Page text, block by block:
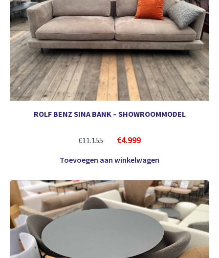
ROLF BENZ SINA BANK – SHOWROOMMODEL
€11.155 €4.999
Toevoegen aan winkelwagen